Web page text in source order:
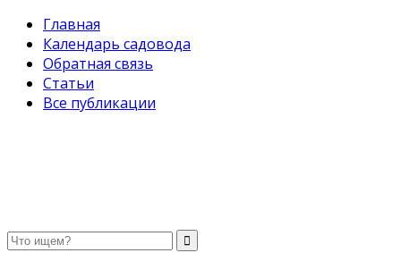
Главная
Календарь садовода
Обратная связь
Статьи
Все публикации